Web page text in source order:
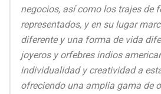
negocios, así como los trajes de
representados, y en su lugar
diferente y una forma de vida
joyeros y orfebres indios
individualidad y creatividad a
ofreciendo una amplia gama de